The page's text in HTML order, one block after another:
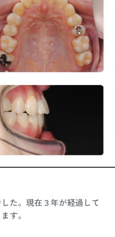
た。現在３年が経過して
す。